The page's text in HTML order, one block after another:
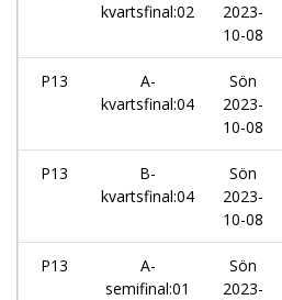
kvartsfinal:02
2023-
10-08
P13
A-
kvartsfinal:04
Sön
2023-
10-08
P13
B-
kvartsfinal:04
Sön
2023-
10-08
P13
A-
semifinal:01
Sön
2023-